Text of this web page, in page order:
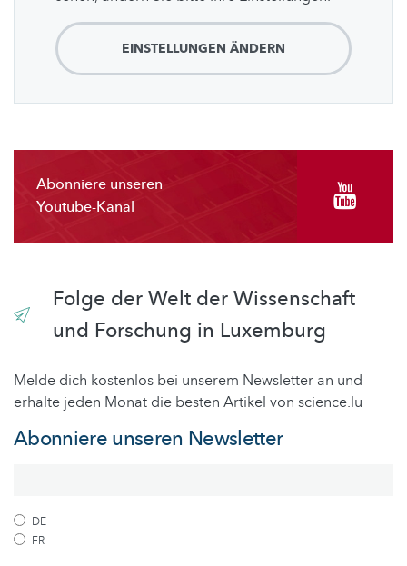
EINSTELLUNGEN ÄNDERN
Abonniere unseren
Youtube-Kanal
Folge der Welt der Wissenschaft
und Forschung in Luxemburg
Melde dich kostenlos bei unserem Newsletter an und
erhalte jeden Monat die besten Artikel von science.lu
Abonniere unseren Newsletter
DE
FR